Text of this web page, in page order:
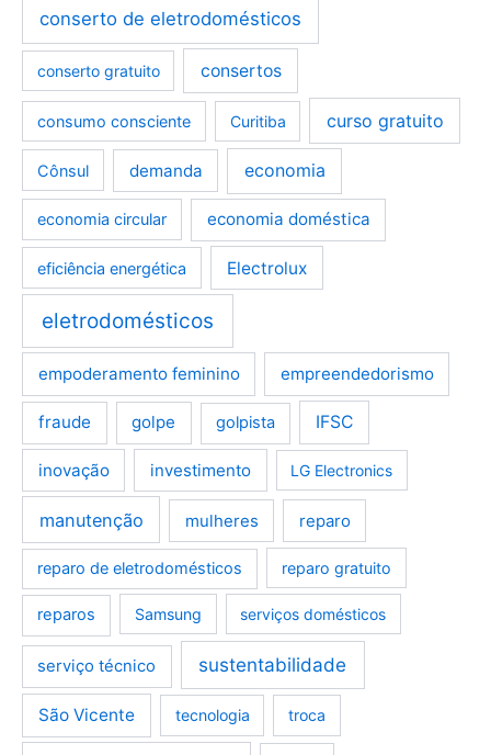
conserto de eletrodomésticos
conserto gratuito consertos
consumo consciente Curitiba curso gratuito
Cônsul demanda economia
economia circular economia doméstica
eficiência energética Electrolux
eletrodomésticos
empoderamento feminino empreendedorismo
fraude golpe golpista IFSC
inovação investimento LG Electronics
manutenção mulheres reparo
reparo de eletrodomésticos reparo gratuito
reparos Samsung serviços domésticos
serviço técnico sustentabilidade
São Vicente tecnologia troca